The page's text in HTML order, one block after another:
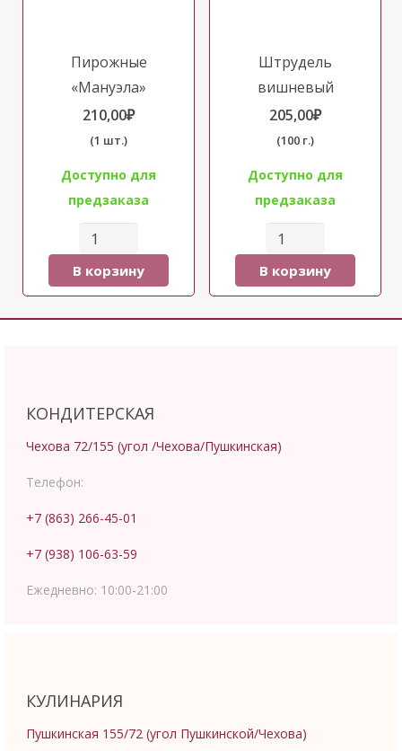
Пирожные
«Мануэла»
210,00₽
(1 шт.)
Доступно для
предзаказа
Количество
товара
Пирожные
В корзину
Штрудель
вишневый
205,00₽
(100 г.)
Доступно для
предзаказа
Количество
товара
Штрудель
В корзину
КОНДИТЕРСКАЯ
Чехова 72/155 (угол /Чехова/Пушкинская)
Телефон:
+7 (863) 266-45-01
+7 (938) 106-63-59
Ежедневно: 10:00-21:00
КУЛИНАРИЯ
Пушкинская 155/72 (угол Пушкинской/Чехова)